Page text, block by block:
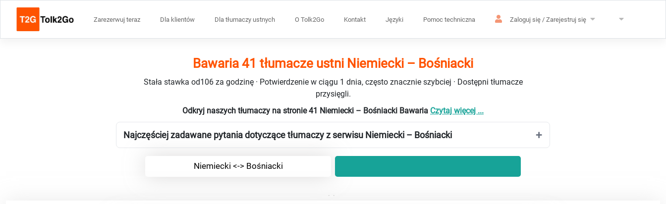
Zarezerwuj teraz Dla klientów Dla tłumaczy ustnych O Tolk2Go Kontakt Języki Pomoc techniczna Zaloguj się / Zarejestruj się
Bawaria 41 tłumacze ustni Niemiecki – Bośniacki
Stała stawka od106 za godzinę · Potwierdzenie w ciągu 1 dnia, często znacznie szybciej · Dostępni tłumacze
przysięgli.
Odkryj naszych tłumaczy na stronie 41 Niemiecki – Bośniacki Bawaria Czytaj więcej ...
Najczęściej zadawane pytania dotyczące tłumaczy z serwisu Niemiecki – Bośniacki
Niemiecki <-> Bośniacki